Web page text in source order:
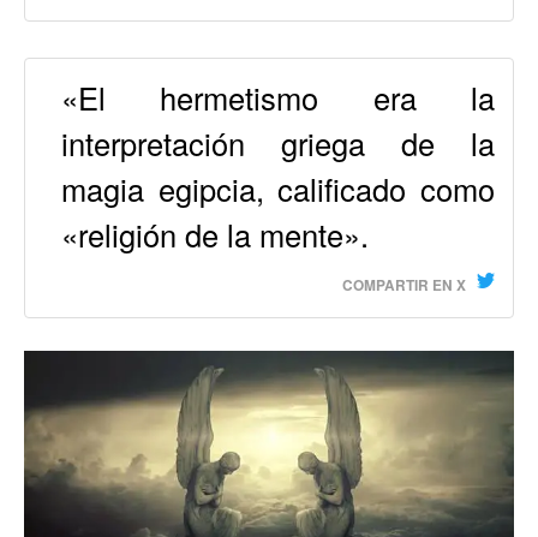
«El hermetismo era la
interpretación griega de la
magia egipcia, calificado como
«religión de la mente».
COMPARTIR EN X